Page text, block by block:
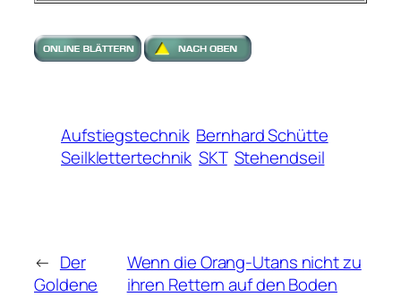
Aufstiegstechnik Bernhard Schütte
Seilklettertechnik SKT Stehendseil
← Der
Goldene
Wenn die Orang-Utans nicht zu
ihren Rettern auf den Boden